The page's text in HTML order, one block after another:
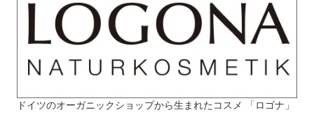
ドイツのオーガニックショップから生まれたコスメ 「ロゴナ」